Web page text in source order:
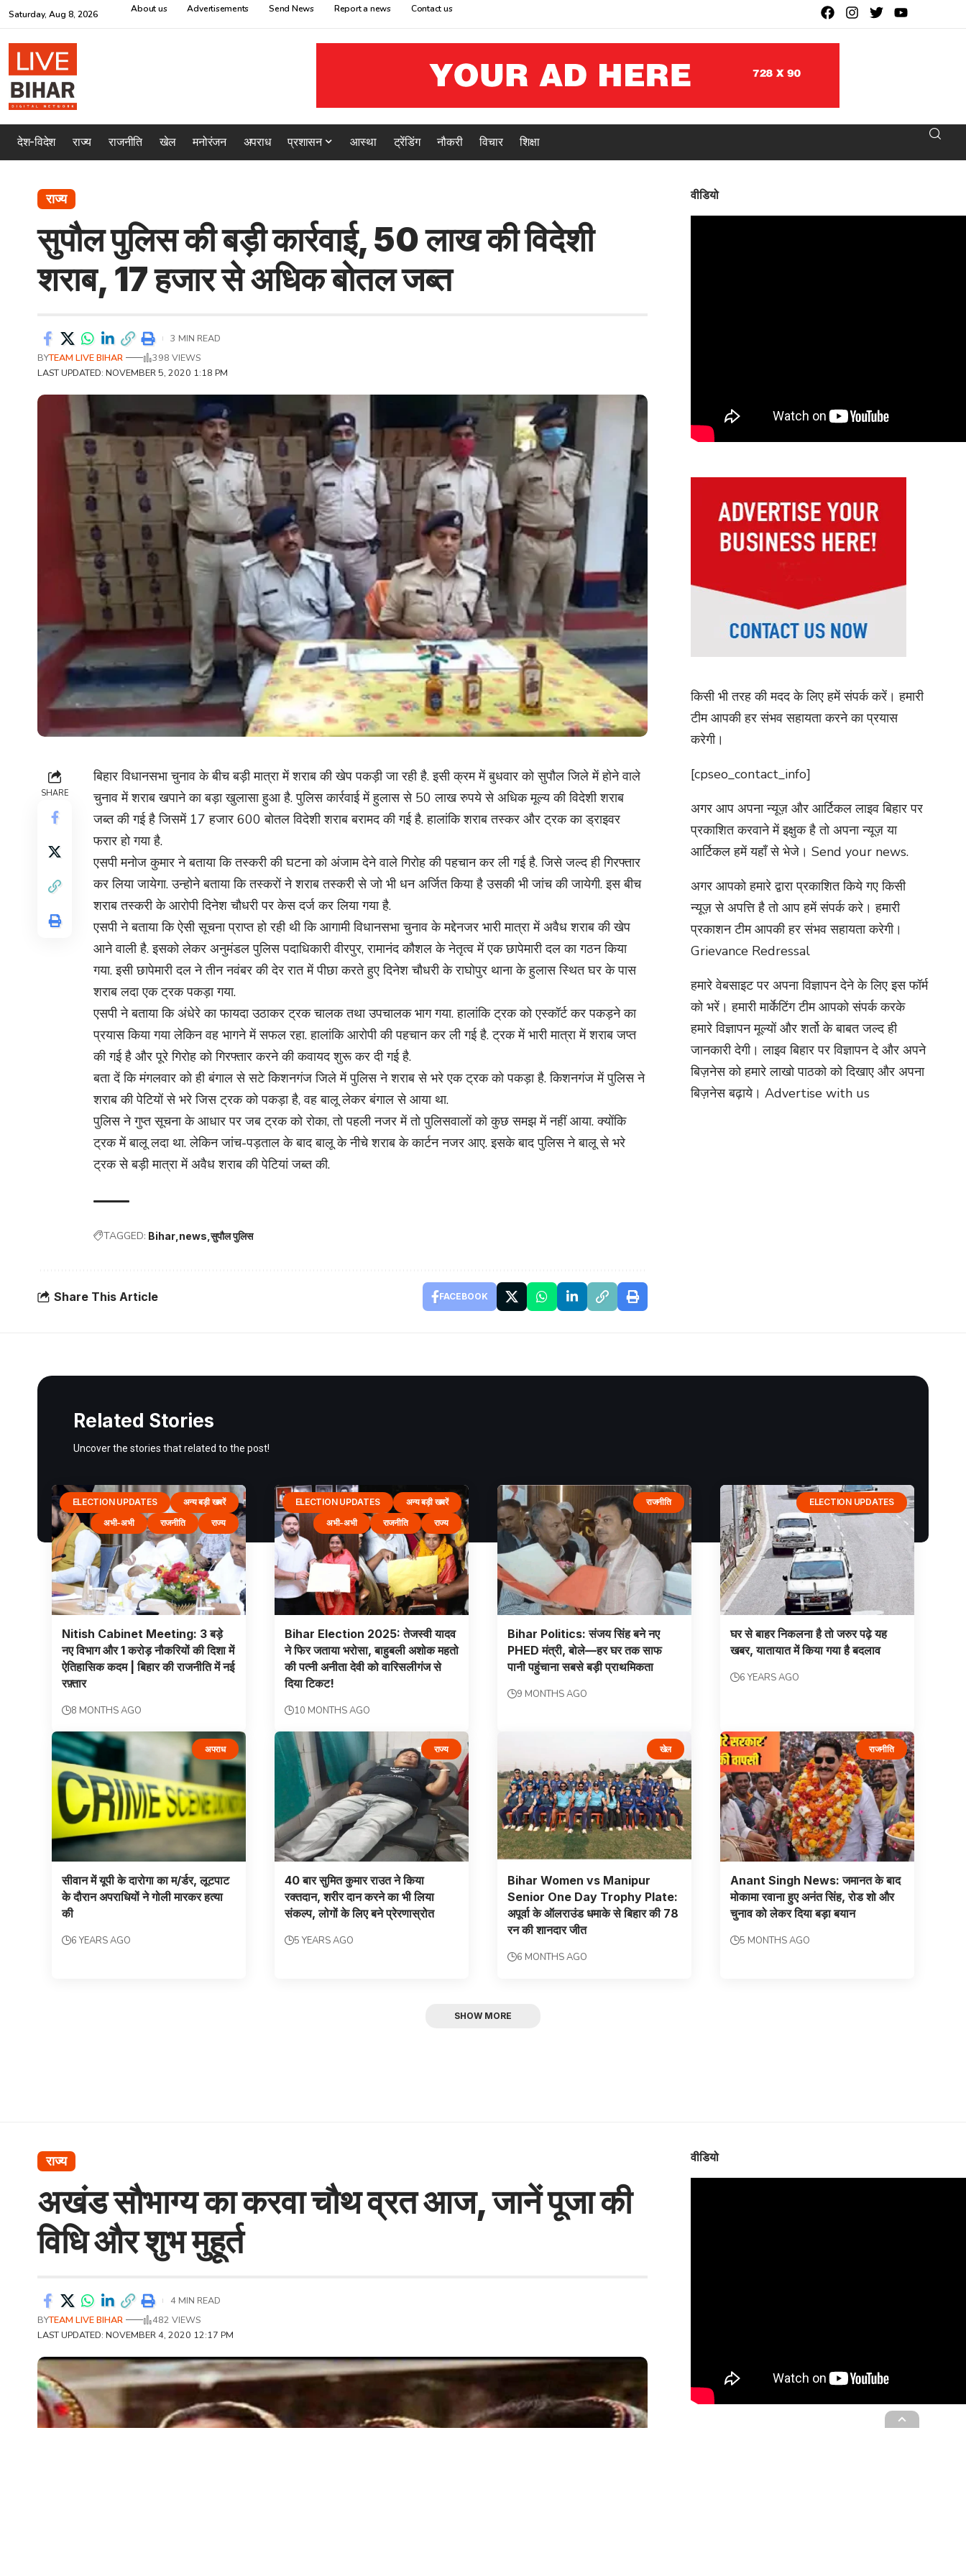
Saturday, Aug 8, 2026 About us Advertisements Send News Report a news Contact us
देश-विदेश राज्य राजनीति खेल मनोरंजन अपराध प्रशासन आस्था ट्रेंडिंग नौकरी विचार शिक्षा
राज्य
सुपौल पुलिस की बड़ी कार्रवाई, 50 लाख की विदेशी
शराब, 17 हजार से अधिक बोतल जब्त
LAST UPDATED: NOVEMBER 5, 2020 1:18 PM
BYTEAM LIVE BIHAR 398 VIEWS
3 MIN READ
SHARE
बिहार विधानसभा चुनाव के बीच बड़ी मात्रा में शराब की खेप पकड़ी जा रही है. इसी क्रम में बुधवार को सुपौल जिले में होने वाले
चुनाव में शराब खपाने का बड़ा खुलासा हुआ है. पुलिस कार्रवाई में हुलास से 50 लाख रुपये से अधिक मूल्य की विदेशी शराब
जब्त की गई है जिसमें 17 हजार 600 बोतल विदेशी शराब बरामद की गई है. हालांकि शराब तस्कर और ट्रक का ड्राइवर
फरार हो गया है.
एसपी मनोज कुमार ने बताया कि तस्करी की घटना को अंजाम देने वाले गिरोह की पहचान कर ली गई है. जिसे जल्द ही गिरफ्तार
कर लिया जायेगा. उन्होने बताया कि तस्करों ने शराब तस्करी से जो भी धन अर्जित किया है उसकी भी जांच की जायेगी. इस बीच
शराब तस्करी के आरोपी दिनेश चौधरी पर केस दर्ज कर लिया गया है.
एसपी ने बताया कि ऐसी सूचना प्राप्त हो रही थी कि आगामी विधानसभा चुनाव के मद्देनजर भारी मात्रा में अवैध शराब की खेप
आने वाली है. इसको लेकर अनुमंडल पुलिस पदाधिकारी वीरपुर, रामानंद कौशल के नेतृत्व में एक छापेमारी दल का गठन किया
गया. इसी छापेमारी दल ने तीन नवंबर की देर रात में पीछा करते हुए दिनेश चौधरी के राघोपुर थाना के हुलास स्थित घर के पास
शराब लदा एक ट्रक पकड़ा गया.
एसपी ने बताया कि अंधेरे का फायदा उठाकर ट्रक चालक तथा उपचालक भाग गया. हालांकि ट्रक को एस्कॉर्ट कर पकड़ने का
प्रयास किया गया लेकिन वह भागने में सफल रहा. हालांकि आरोपी की पहचान कर ली गई है. ट्रक में भारी मात्रा में शराब जप्त
की गई है और पूरे गिरोह को गिरफ्तार करने की कवायद शुरू कर दी गई है.
बता दें कि मंगलवार को ही बंगाल से सटे किशनगंज जिले में पुलिस ने शराब से भरे एक ट्रक को पकड़ा है. किशनगंज में पुलिस ने
शराब की पेटियों से भरे जिस ट्रक को पकड़ा है, वह बालू लेकर बंगाल से आया था.
पुलिस ने गुप्त सूचना के आधार पर जब ट्रक को रोका, तो पहली नजर में तो पुलिसवालों को कुछ समझ में नहीं आया. क्योंकि
ट्रक में बालू लदा था. लेकिन जांच-पड़ताल के बाद बालू के नीचे शराब के कार्टन नजर आए. इसके बाद पुलिस ने बालू से भरे
ट्रक से बड़ी मात्रा में अवैध शराब की पेटियां जब्त की.
TAGGED: Bihar news सुपौल पुलिस
Share This Article FACEBOOK
वीडियो
किसी भी तरह की मदद के लिए हमें संपर्क करें। हमारी
टीम आपकी हर संभव सहायता करने का प्रयास
करेगी।
[cpseo_contact_info]
अगर आप अपना न्यूज़ और आर्टिकल लाइव बिहार पर
प्रकाशित करवाने में इक्षुक है तो अपना न्यूज़ या
आर्टिकल हमें यहाँ से भेजे। Send your news.
अगर आपको हमारे द्वारा प्रकाशित किये गए किसी
न्यूज़ से अपत्ति है तो आप हमें संपर्क करे। हमारी
प्रकाशन टीम आपकी हर संभव सहायता करेगी।
Grievance Redressal
हमारे वेबसाइट पर अपना विज्ञापन देने के लिए इस फॉर्म
को भरें। हमारी मार्केटिंग टीम आपको संपर्क करके
हमारे विज्ञापन मूल्यों और शर्तो के बाबत जल्द ही
जानकारी देगी। लाइव बिहार पर विज्ञापन दे और अपने
बिज़नेस को हमारे लाखो पाठको को दिखाए और अपना
बिज़नेस बढ़ाये। Advertise with us
Related Stories
Uncover the stories that related to the post!
ELECTION UPDATES
अन्य बड़ी खबरें
अभी-अभी
राजनीति राज्य
Nitish Cabinet Meeting: 3 बड़े
नए विभाग और 1 करोड़ नौकरियों की दिशा में
ऐतिहासिक कदम | बिहार की राजनीति में नई
रफ़्तार
8 MONTHS AGO
ELECTION UPDATES
अन्य बड़ी खबरें
अभी-अभी
राजनीति राज्य
Bihar Election 2025: तेजस्वी यादव
ने फिर जताया भरोसा, बाहुबली अशोक महतो
की पत्नी अनीता देवी को वारिसलीगंज से
दिया टिकट!
10 MONTHS AGO
राजनीति
Bihar Politics: संजय सिंह बने नए
PHED मंत्री, बोले—हर घर तक साफ
पानी पहुंचाना सबसे बड़ी प्राथमिकता
9 MONTHS AGO
ELECTION UPDATES
घर से बाहर निकलना है तो जरुर पढ़े यह
खबर, यातायात में किया गया है बदलाव
6 YEARS AGO
अपराध
सीवान में यूपी के दारोगा का म/र्डर, लूटपाट
के दौरान अपराधियों ने गोली मारकर हत्या
की
6 YEARS AGO
राज्य
40 बार सुमित कुमार राउत ने किया
रक्तदान, शरीर दान करने का भी लिया
संकल्प, लोगों के लिए बने प्रेरणास्रोत
5 YEARS AGO
खेल
Bihar Women vs Manipur
Senior One Day Trophy Plate:
अपूर्वा के ऑलराउंड धमाके से बिहार की 78
रन की शानदार जीत
6 MONTHS AGO
राजनीति
Anant Singh News: जमानत के बाद
मोकामा रवाना हुए अनंत सिंह, रोड शो और
चुनाव को लेकर दिया बड़ा बयान
5 MONTHS AGO
SHOW MORE
राज्य
अखंड सौभाग्य का करवा चौथ व्रत आज, जानें पूजा की
विधि और शुभ मुहूर्त
LAST UPDATED: NOVEMBER 4, 2020 12:17 PM
BYTEAM LIVE BIHAR 482 VIEWS
4 MIN READ
वीडियो